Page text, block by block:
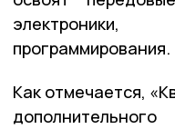
программирования.
Как отмечается,